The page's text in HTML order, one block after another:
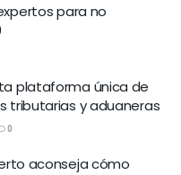
para no
plataforma única de
tributarias y aduaneras
0
aconseja cómo